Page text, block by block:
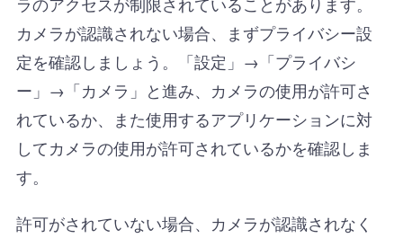
カメラが認識されない場合、まずプライバシー設
定を確認しましょう。「設定」→「プライバシ
ー」→「カメラ」と進み、カメラの使用が許可さ
れているか、また使用するアプリケーションに対
してカメラの使用が許可されているかを確認しま
す。
許可がされていない場合、カメラが認識されなく